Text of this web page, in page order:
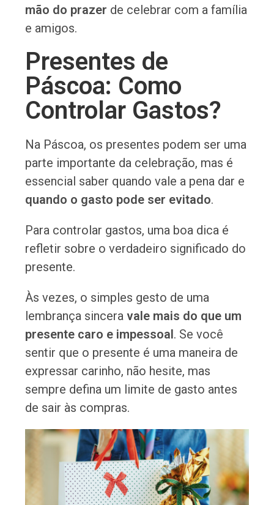
mão do prazer de celebrar com a família
e amigos.
Presentes de
Páscoa: Como
Controlar Gastos?
Na Páscoa, os presentes podem ser uma
parte importante da celebração, mas é
essencial saber quando vale a pena dar e
quando o gasto pode ser evitado.
Para controlar gastos, uma boa dica é
refletir sobre o verdadeiro significado do
presente.
Às vezes, o simples gesto de uma
lembrança sinceravale mais do que um
presente caro e impessoal. Se você
sentir que o presente é uma maneira de
expressar carinho, não hesite, mas
sempre defina um limite de gasto antes
de sair às compras.